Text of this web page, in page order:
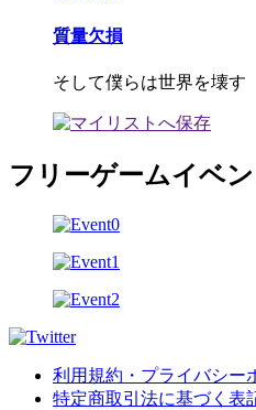
質量欠損
そして僕らは世界を壊す
フリーゲームイベン
利用規約・プライバシー
特定商取引法に基づく表